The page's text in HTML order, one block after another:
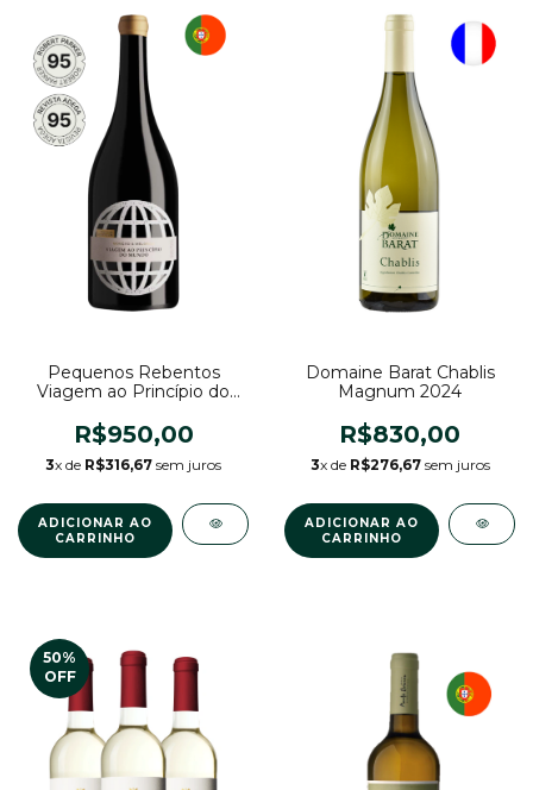
Pequenos Rebentos
Viagem ao Princípio do
R$950,00
3x de R$316,67 sem juros
Domaine Barat Chablis
Magnum 2024
R$830,00
3x de R$276,67sem juros
50%
OFF